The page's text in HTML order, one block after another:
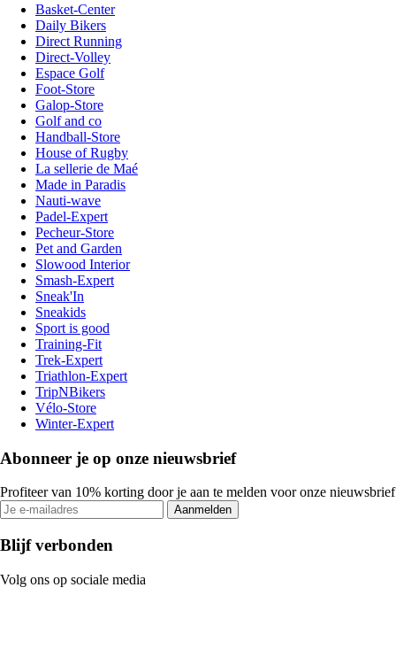
Basket-Center
Daily Bikers
Direct Running
Direct-Volley
Espace Golf
Foot-Store
Galop-Store
Golf and co
Handball-Store
House of Rugby
La sellerie de Maé
Made in Paradis
Nauti-wave
Padel-Expert
Pecheur-Store
Pet and Garden
Slowood Interior
Smash-Expert
Sneak'In
Sneakids
Sport is good
Training-Fit
Trek-Expert
Triathlon-Expert
TripNBikers
Vélo-Store
Winter-Expert
Abonneer je op onze nieuwsbrief
Profiteer van 10% korting door je aan te melden voor onze nieuwsbrief
Aanmelden
Blijf verbonden
Volg ons op sociale media